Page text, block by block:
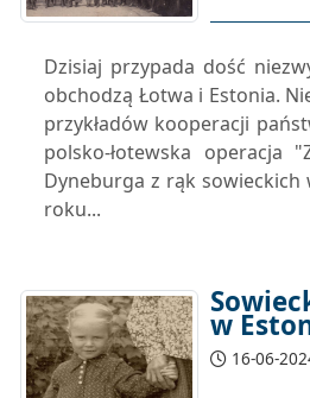
Dzisiaj przypada dość
obchodzą Łotwa i Estonia.
przykładów kooperacji
polsko-łotewska operacja
Dyneburga z rąk sowieckich
roku...
w
16-06-